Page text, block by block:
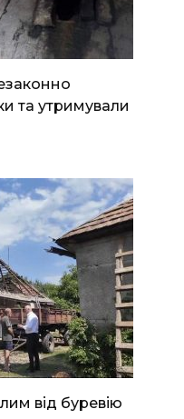
та утримували
від буревію